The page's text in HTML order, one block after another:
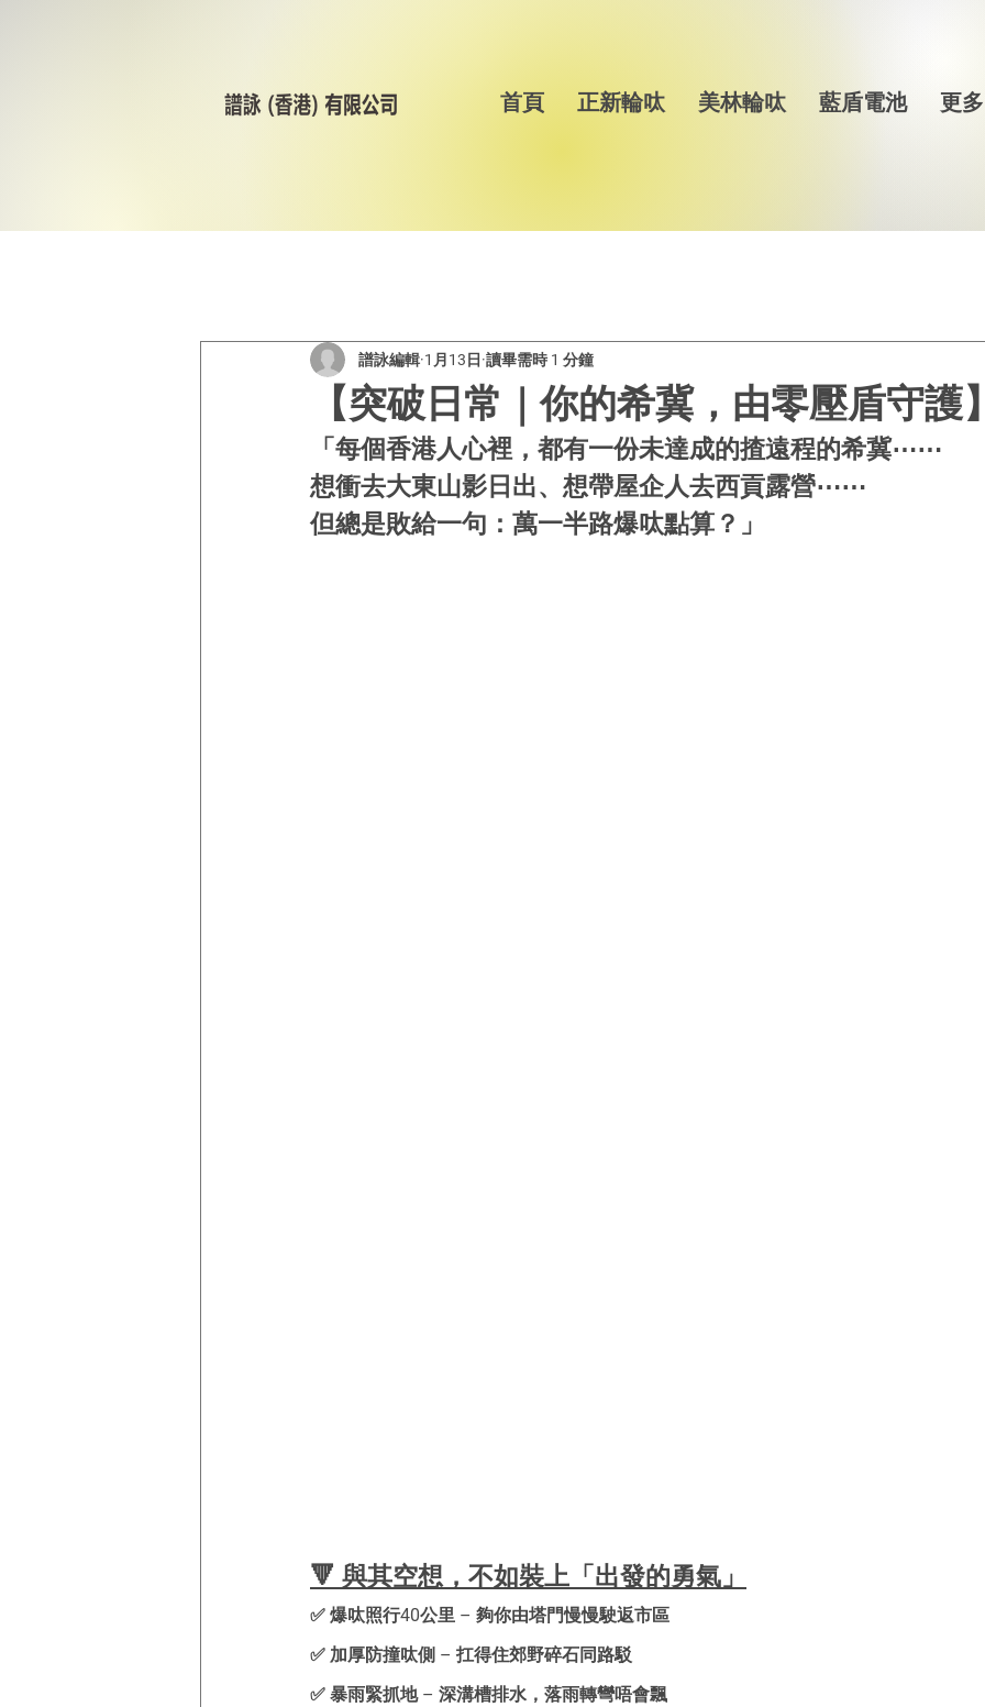
首頁 正新輪呔 美林輪呔 藍盾電池 更多
【突破日常｜你的希冀，由零壓盾守護
譜詠編輯 1月13日 讀畢需時 1 分鐘
「每個香港人心裡，都有一份未達成的揸遠程的希冀⋯⋯
想衝去大東山影日出、想帶屋企人去西貢露營⋯⋯
但總是敗給一句：萬一半路爆呔點算？」
🔻 與其空想，不如裝上「出發的勇氣」
✅ 爆呔照行40公里 – 夠你由塔門慢慢駛返市區
✅ 加厚防撞呔側 – 扛得住郊野碎石同路駁
✅ 暴雨緊抓地 – 深溝槽排水，落雨轉彎唔會飄